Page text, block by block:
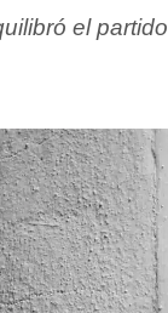
el partido